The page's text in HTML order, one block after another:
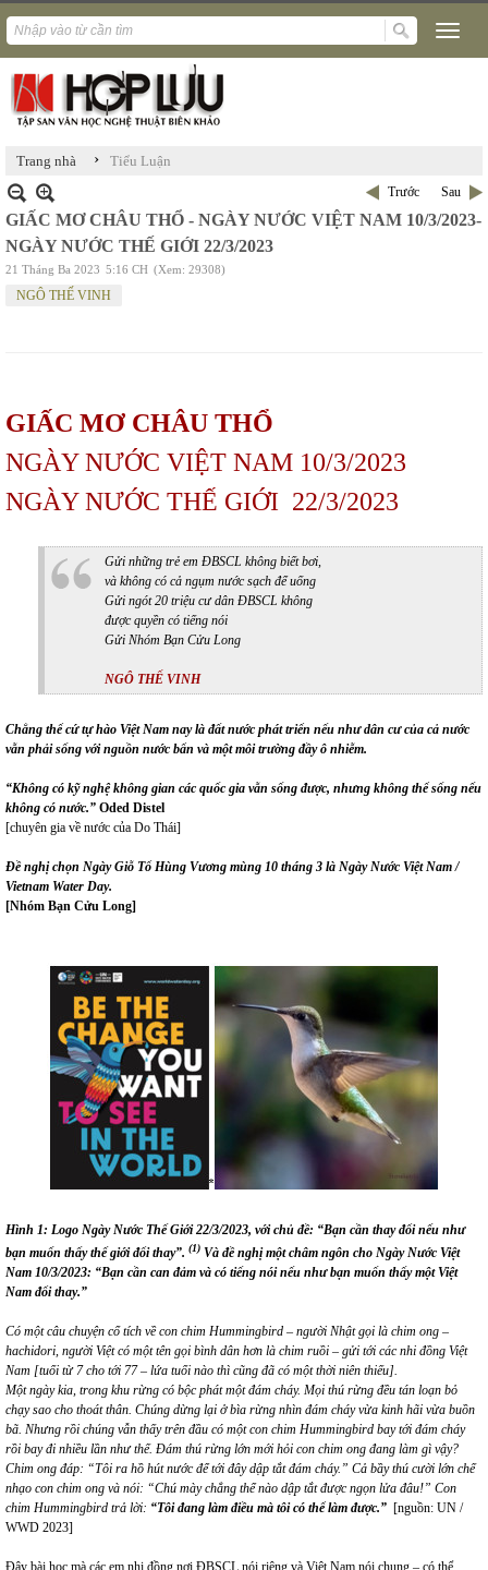
Trang nhà › Tiểu Luận
Trước Sau
GIẤC MƠ CHÂU THỔ - NGÀY NƯỚC VIỆT NAM 10/3/2023-
NGÀY NƯỚC THẾ GIỚI 22/3/2023
21 Tháng Ba 2023 5:16 CH (Xem: 29308)
NGÔ THẾ VINH
GIẤC MƠ CHÂU THỔ
NGÀY NƯỚC VIỆT NAM 10/3/2023
NGÀY NƯỚC THẾ GIỚI 22/3/2023
Gửi những trẻ em ĐBSCL không biết bơi,
và không có cả ngụm nước sạch để uống
Gửi ngót 20 triệu cư dân ĐBSCL không
được quyền có tiếng nói
Gửi Nhóm Bạn Cửu Long
NGÔ THẾ VINH
Chẳng thể cứ tự hào Việt Nam nay là đất nước phát triển nếu như dân cư của cả nước
vẫn phải sống với nguồn nước bẩn và một môi trường đầy ô nhiễm.
“Không có kỹ nghệ không gian các quốc gia vẫn sống được, nhưng không thể sống nếu
không có nước.” Oded Distel
[chuyên gia về nước của Do Thái]
Đề nghị chọn Ngày Giỗ Tổ Hùng Vương mùng 10 tháng 3 là Ngày Nước Việt Nam /
Vietnam Water Day.
[Nhóm Bạn Cửu Long]
Hình 1: Logo Ngày Nước Thế Giới 22/3/2023, với chủ đề: “Bạn cần thay đổi nếu như
bạn muốn thấy thế giới đổi thay”. (1) Và đề nghị một châm ngôn cho Ngày Nước Việt
Nam 10/3/2023: “Bạn cần can đảm và có tiếng nói nếu như bạn muốn thấy một Việt
Nam đổi thay.”
Có một câu chuyện cổ tích về con chim Hummingbird – người Nhật gọi là chim ong –
hachidori, người Việt có một tên gọi bình dân hơn là chim ruồi – gửi tới các nhi đồng Việt
Nam [tuổi từ 7 cho tới 77 – lứa tuổi nào thì cũng đã có một thời niên thiếu].
Một ngày kia, trong khu rừng có bộc phát một đám cháy. Mọi thú rừng đều tán loạn bỏ
chạy sao cho thoát thân. Chúng dừng lại ở bìa rừng nhìn đám cháy vừa kinh hãi vừa buồn
bã. Nhưng rồi chúng vẫn thấy trên đầu có một con chim Hummingbird bay tới đám cháy
rồi bay đi nhiều lần như thế. Đám thú rừng lớn mới hỏi con chim ong đang làm gì vậy?
Chim ong đáp: “Tôi ra hồ hút nước để tới đây dập tắt đám cháy.” Cả bầy thú cười lớn chế
nhạo con chim ong và nói: “Chú mày chẳng thể nào dập tắt được ngọn lửa đâu!” Con
chim Hummingbird trả lời: “Tôi đang làm điều mà tôi có thể làm được.” [nguồn: UN /
WWD 2023]
Đây bài học mà các em nhi đồng nơi ĐBSCL nói riêng và Việt Nam nói chung – có thể